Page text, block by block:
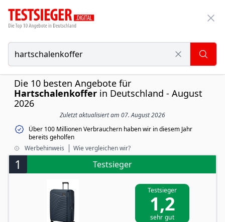
Die 10 besten Angebote für
Hartschalenkoffer in Deutschland - August
2026
Zuletzt aktualisiert am 07. August 2026
Über 100 Millionen Verbrauchern haben wir in diesem Jahr
bereits geholfen
Werbehinweis
Wie vergleichen wir?
1 Testsieger
Testsieger
1,2
sehr gut